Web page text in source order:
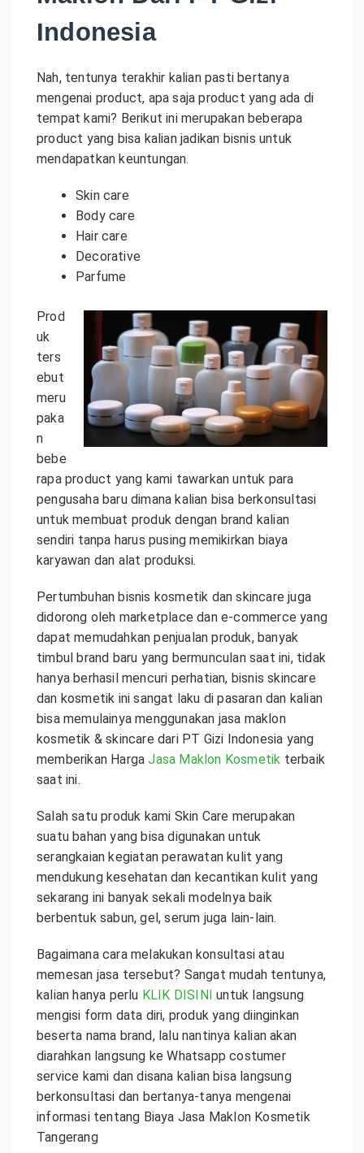
Indonesia
Nah, tentunya terakhir kalian pasti bertanya
mengenai product, apa saja product yang ada di
tempat kami? Berikut ini merupakan beberapa
product yang bisa kalian jadikan bisnis untuk
mendapatkan keuntungan.
Skin care
Body care
Hair care
Decorative
Parfume
Prod
uk
ters
ebut
meru
paka
n
bebe
rapa product yang kami tawarkan untuk para
pengusaha baru dimana kalian bisa berkonsultasi
untuk membuat produk dengan brand kalian
sendiri tanpa harus pusing memikirkan biaya
karyawan dan alat produksi.
Pertumbuhan bisnis kosmetik dan skincare juga
didorong oleh marketplace dan e-commerce yang
dapat memudahkan penjualan produk, banyak
timbul brand baru yang bermunculan saat ini, tidak
hanya berhasil mencuri perhatian, bisnis skincare
dan kosmetik ini sangat laku di pasaran dan kalian
bisa memulainya menggunakan jasa maklon
kosmetik & skincare dari PT Gizi Indonesia yang
memberikan HargaJasa Maklon Kosmetik terbaik
saat ini.
Salah satu produk kami Skin Care merupakan
suatu bahan yang bisa digunakan untuk
serangkaian kegiatan perawatan kulit yang
mendukung kesehatan dan kecantikan kulit yang
sekarang ini banyak sekali modelnya baik
berbentuk sabun, gel, serum juga lain-lain.
Bagaimana cara melakukan konsultasi atau
memesan jasa tersebut? Sangat mudah tentunya,
kalian hanya perlu KLIK DISINI untuk langsung
mengisi form data diri, produk yang diinginkan
beserta nama brand, lalu nantinya kalian akan
diarahkan langsung ke Whatsapp costumer
service kami dan disana kalian bisa langsung
berkonsultasi dan bertanya-tanya mengenai
informasi tentang Biaya Jasa Maklon Kosmetik
Tangerang